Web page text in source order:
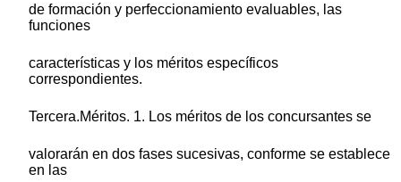
de formación y perfeccionamiento evaluables, las
funciones
características y los méritos específicos
correspondientes.
Tercera.Méritos. 1. Los méritos de los concursantes se
valorarán en dos fases sucesivas, conforme se establece
en las